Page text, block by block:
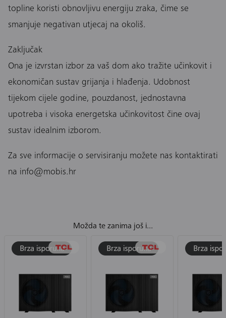
topline koristi obnovljivu energiju zraka, čime se
smanjuje negativan utjecaj na okoliš.
Zaključak
Ona je izvrstan izbor za vaš dom ako tražite učinkovit i
ekonomičan sustav grijanja i hlađenja. Udobnost
tijekom cijele godine, pouzdanost, jednostavna
upotreba i visoka energetska učinkovitost čine ovaj
sustav idealnim izborom.
Za sve informacije o servisiranju možete nas kontaktirati
na info@mobis.hr
Možda te zanima još i...